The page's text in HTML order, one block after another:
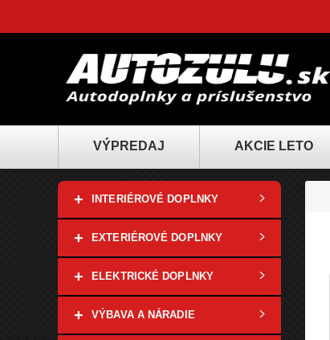
VÝPREDAJ AKCIE LETO
+ INTERIÉROVÉ DOPLNKY
+ EXTERIÉROVÉ DOPLNKY
+ ELEKTRICKÉ DOPLNKY
+ VÝBAVA A NÁRADIE